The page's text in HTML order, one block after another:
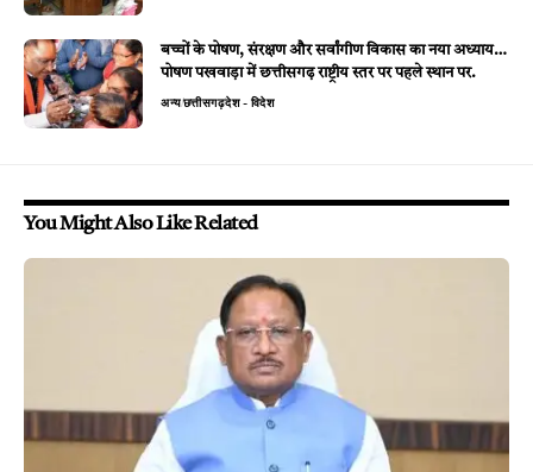
बच्चों के पोषण, संरक्षण और सर्वांगीण विकास का नया अध्याय…
पोषण पखवाड़ा में छत्तीसगढ़ राष्ट्रीय स्तर पर पहले स्थान पर.
अन्यछत्तीसगढ़देश - विदेश
You Might Also Like Related